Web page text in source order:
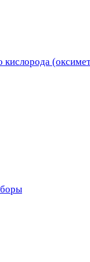
кислорода